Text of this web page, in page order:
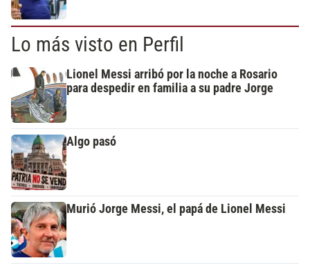
Lo más visto en Perfil
Lionel Messi arribó por la noche a Rosario
para despedir en familia a su padre Jorge
Algo pasó
Murió Jorge Messi, el papá de Lionel Messi